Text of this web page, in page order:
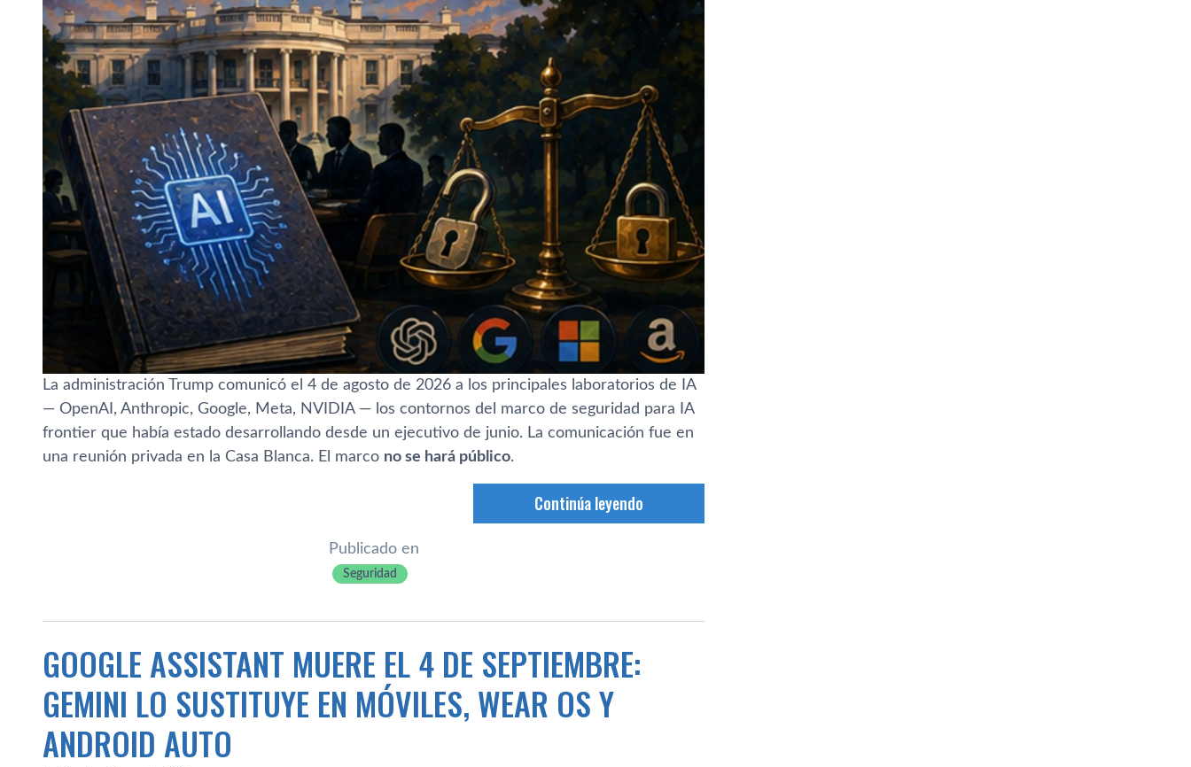
La administración Trump comunicó el 4 de agosto de 2026 a los principales laboratorios de IA
— OpenAI, Anthropic, Google, Meta, NVIDIA — los contornos del marco de seguridad para IA
frontier que había estado desarrollando desde un ejecutivo de junio. La comunicación fue en
una reunión privada en la Casa Blanca. El marco no se hará público.
Continúa leyendo
Publicado en
Seguridad
GOOGLE ASSISTANT MUERE EL 4 DE SEPTIEMBRE:
GEMINI LO SUSTITUYE EN MÓVILES, WEAR OS Y
ANDROID AUTO